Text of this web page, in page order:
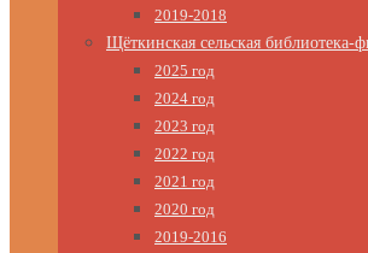
2019-2018
Щёткинская сельская библиотека-
2025 год
2024 год
2023 год
2022 год
2021 год
2020 год
2019-2016